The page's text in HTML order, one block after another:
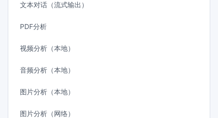
文本对话（流式输出）
PDF分析
视频分析（本地）
音频分析（本地）
图片分析（本地）
图片分析（网络）